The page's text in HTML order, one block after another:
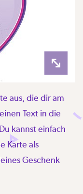
aus, die dir am
Text in die
kannst einfach
Karte als
Geschenk